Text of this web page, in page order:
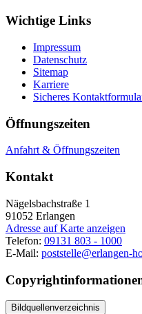
Wichtige Links
Impressum
Datenschutz
Sitemap
Karriere
Sicheres
Öffnungszeiten
Anfahrt & Öffnungszeiten
Kontakt
Nägelsbachstraße 1
91052 Erlangen
Adresse auf Karte anzeigen
Telefon: 09131 803 - 1000
E-Mail: poststelle@erlangen-
Bildquellenverzeichnis